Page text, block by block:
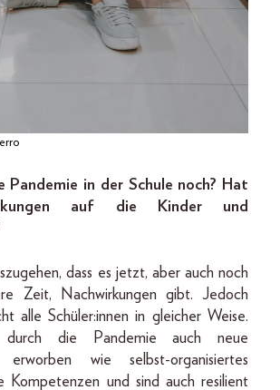
Pandemie in der Schule noch? Hat
auf die Kinder und
dass es jetzt, aber auch noch
Zeit, Nachwirkungen gibt. Jedoch
alle Schüler:innen in gleicher Weise.
die Pandemie auch neue
erworben wie selbst-organisiertes
Kompetenzen und sind auch resilient